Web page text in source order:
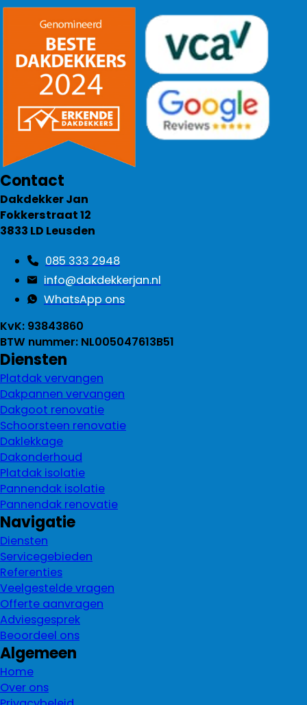
Contact
Dakdekker Jan
Fokkerstraat 12
3833 LD Leusden
085 333 2948
info@dakdekkerjan.nl
WhatsApp ons
KvK: 93843860
BTW nummer: NL005047613B51
Diensten
Platdak vervangen
Dakpannen vervangen
Dakgoot renovatie
Schoorsteen renovatie
Daklekkage
Dakonderhoud
Platdak isolatie
Pannendak isolatie
Pannendak renovatie
Navigatie
Diensten
Servicegebieden
Referenties
Veelgestelde vragen
Offerte aanvragen
Adviesgesprek
Beoordeel ons
Algemeen
Home
Over ons